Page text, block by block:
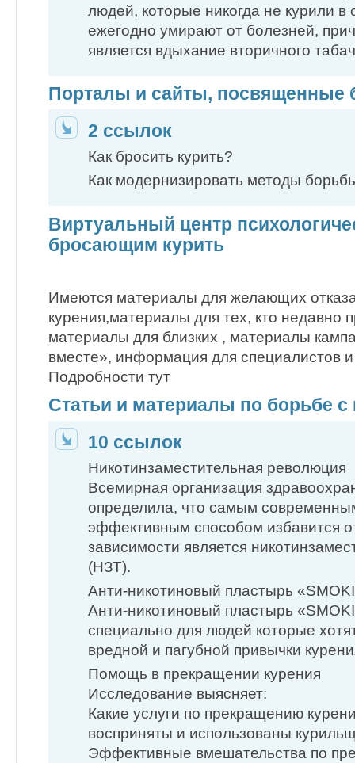
людей, которые никогда не курили в
ежегодно умирают от болезней,
является вдыхание вторичного
Порталы и сайты, посвященные
2 ссылок
Как бросить курить?
Как модернизировать методы
Виртуальный центр
бросающим курить
Имеются материалы для желающих
курения,материалы для тех, кто недавно
материалы для близких , материалы
вместе», информация для специалистов
Подробности тут
Статьи и материалы по борьбе с
10 ссылок
Никотинзаместительная революция
Всемирная организация
определила, что самым
эффективным способом избавится
зависимости является
(НЗТ).
Анти-никотиновый пластырь
Анти-никотиновый пластырь
специально для людей которые
вредной и пагубной привычки
Помощь в прекращении курения
Исследование выясняет:
Какие услуги по прекращению
восприняты и использованы
Эффективные вмешательства по